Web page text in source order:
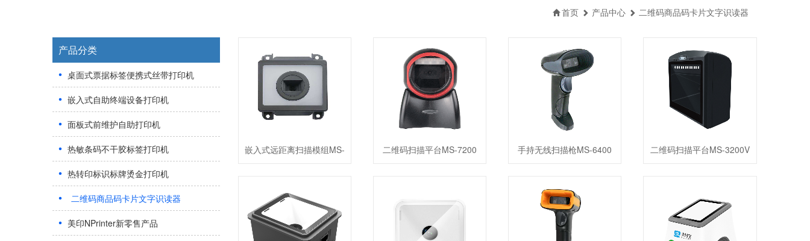
首页 产品中心 二维码商品码卡片文字识读器
产品分类
桌面式票据标签便携式丝带打印机
嵌入式自助终端设备打印机
面板式前维护自助打印机
热敏条码不干胶标签打印机
热转印标识标牌烫金打印机
二维码商品码卡片文字识读器
美印NPrinter新零售产品
嵌入式远距离扫描模组MS-
二维码扫描平台MS-7200 手持无线扫描枪MS-6400 二维码扫描平台MS-3200V